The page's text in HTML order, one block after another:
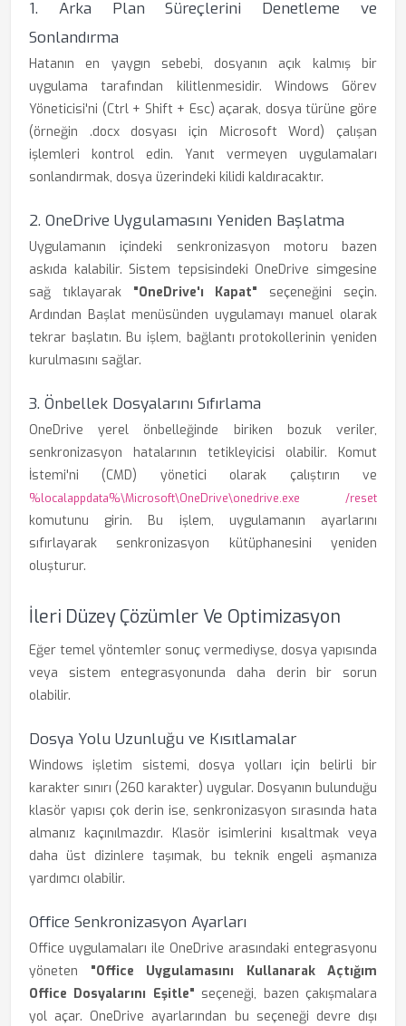
1. Arka Plan Süreçlerini Denetleme ve
Sonlandırma
Hatanın en yaygın sebebi, dosyanın açık kalmış bir
uygulama tarafından kilitlenmesidir. Windows Görev
Yöneticisi'ni (Ctrl + Shift + Esc) açarak, dosya türüne göre
(örneğin .docx dosyası için Microsoft Word) çalışan
işlemleri kontrol edin. Yanıt vermeyen uygulamaları
sonlandırmak, dosya üzerindeki kilidi kaldıracaktır.
2. OneDrive Uygulamasını Yeniden Başlatma
Uygulamanın içindeki senkronizasyon motoru bazen
askıda kalabilir. Sistem tepsisindeki OneDrive simgesine
sağ tıklayarak "OneDrive'ı Kapat" seçeneğini seçin.
Ardından Başlat menüsünden uygulamayı manuel olarak
tekrar başlatın. Bu işlem, bağlantı protokollerinin yeniden
kurulmasını sağlar.
3. Önbellek Dosyalarını Sıfırlama
OneDrive yerel önbelleğinde biriken bozuk veriler,
senkronizasyon hatalarının tetikleyicisi olabilir. Komut
İstemi'ni (CMD) yönetici olarak çalıştırın ve
%localappdata%\Microsoft\OneDrive\onedrive.exe /reset
komutunu girin. Bu işlem, uygulamanın ayarlarını
sıfırlayarak senkronizasyon kütüphanesini yeniden
oluşturur.
İleri Düzey Çözümler Ve Optimizasyon
Eğer temel yöntemler sonuç vermediyse, dosya yapısında
veya sistem entegrasyonunda daha derin bir sorun
olabilir.
Dosya Yolu Uzunluğu ve Kısıtlamalar
Windows işletim sistemi, dosya yolları için belirli bir
karakter sınırı (260 karakter) uygular. Dosyanın bulunduğu
klasör yapısı çok derin ise, senkronizasyon sırasında hata
almanız kaçınılmazdır. Klasör isimlerini kısaltmak veya
daha üst dizinlere taşımak, bu teknik engeli aşmanıza
yardımcı olabilir.
Office Senkronizasyon Ayarları
Office uygulamaları ile OneDrive arasındaki entegrasyonu
yöneten "Office Uygulamasını Kullanarak Açtığım
Office Dosyalarını Eşitle" seçeneği, bazen çakışmalara
yol açar. OneDrive ayarlarından bu seçeneği devre dışı